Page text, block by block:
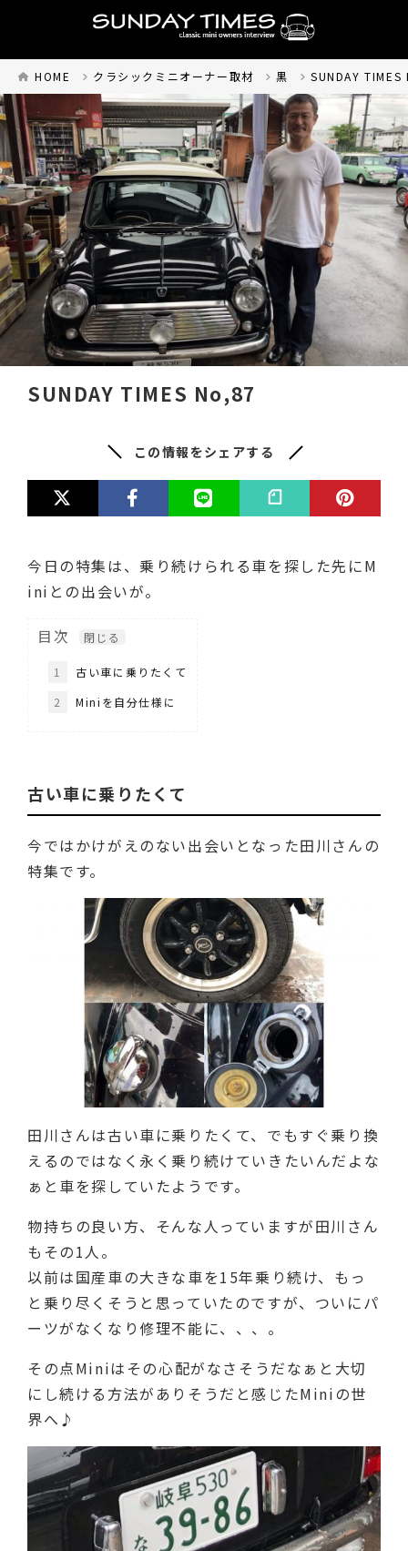
HOME クラシックミニオーナー取材 黒 SUNDAY
SUNDAY TIMES No,87
この情報をシェアする
今日の特集は、乗り続けられる車を探した先にM
iniとの出会いが。
目次
1
古い車に乗りたくて
2
Miniを自分仕様に
古い車に乗りたくて
今ではかけがえのない出会いとなった田川さんの
特集です。
田川さんは古い車に乗りたくて、でもすぐ乗り換
えるのではなく永く乗り続けていきたいんだよな
ぁと車を探していたようです。
物持ちの良い方、そんな人っていますが田川さん
もその1人。
以前は国産車の大きな車を15年乗り続け、もっ
と乗り尽くそうと思っていたのですが、ついにパ
ーツがなくなり修理不能に、、、。
その点Miniはその心配がなさそうだなぁと大切
にし続ける方法がありそうだと感じたMiniの世
界へ♪